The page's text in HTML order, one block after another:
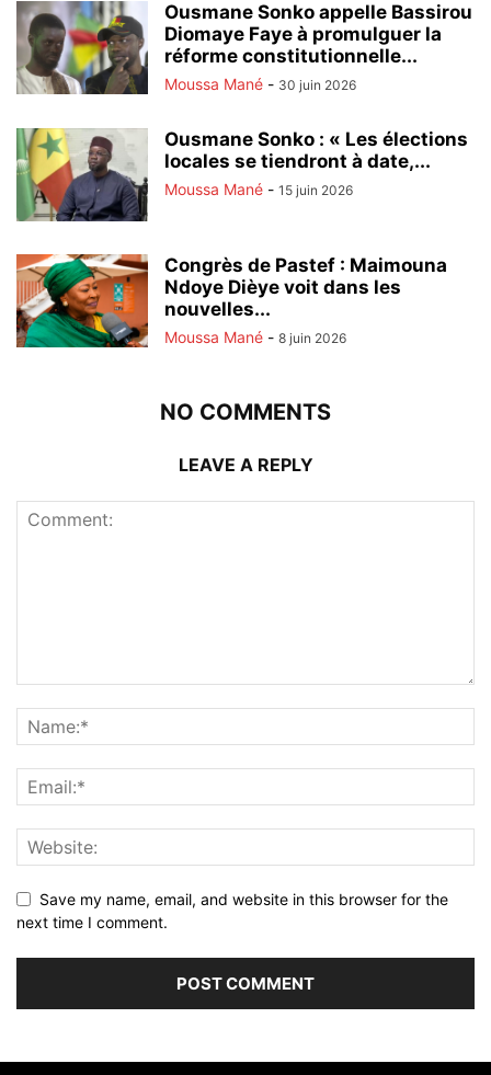
Ousmane Sonko appelle Bassirou
Diomaye Faye à promulguer la
réforme constitutionnelle...
Moussa Mané - 30 juin 2026
Ousmane Sonko : « Les élections
locales se tiendront à date,...
Moussa Mané - 15 juin 2026
Congrès de Pastef : Maimouna
Ndoye Dièye voit dans les
nouvelles...
Moussa Mané - 8 juin 2026
NO COMMENTS
LEAVE A REPLY
Save my name, email, and website in this browser for the
next time I comment.